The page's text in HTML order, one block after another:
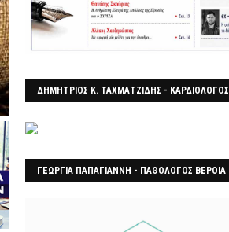
ΔΗΜΗΤΡΙΟΣ Κ. ΤΑΧΜΑΤΖΙΔΗΣ - ΚΑΡΔΙΟΛΟΓΟΣ
ΓΕΩΡΓΙΑ ΠΑΠΑΓΙΑΝΝΗ - ΠΑΘΟΛΟΓΟΣ ΒΕΡΟΙΑ